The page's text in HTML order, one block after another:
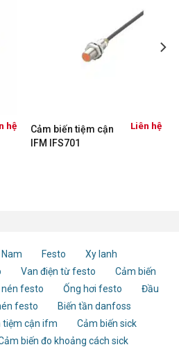
hệ
Cảm biến tiệm cận
IFM IFS701
Liên hệ
Festo
Xy lanh
Van điện từ festo
Cảm biến
nén festo Ống hơi festo
Đầu
festo
Biến tần danfoss
tiệm cận ifm
Cảm biến sick
biến đo khoảng cách sick